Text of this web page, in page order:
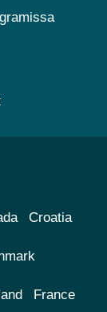
Croatia
France